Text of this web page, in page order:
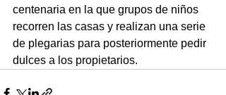
centenaria en la que grupos de niños
recorren las casas y realizan una serie
de plegarias para posteriormente pedir
dulces a los propietarios.